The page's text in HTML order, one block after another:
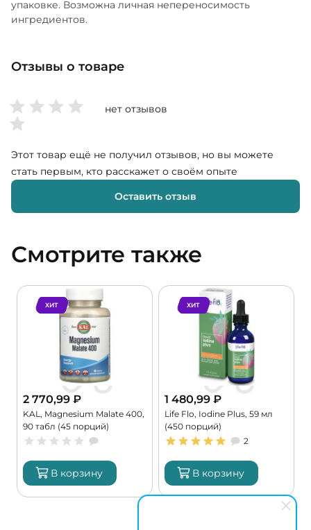
упаковке. Возможна личная непереносимость
ингредиентов.
Отзывы о товаре
нет отзывов
Этот товар ещё не получил отзывов, но вы можете
стать первым, кто расскажет о своём опыте
Оставить отзыв
Смотрите также
ХИТ
2 770,99 ₽
KAL, Magnesium Malate 400,
90 табл (45 порций)
В корзину
ХИТ
1 480,99 ₽
Life Flo, Iodine Plus, 59 мл
(450 порций)
2
В корзину